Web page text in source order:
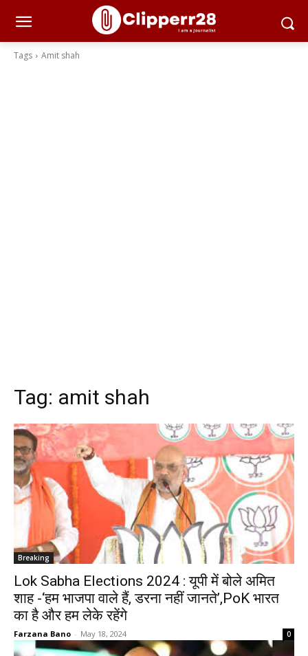
Tags Amit shah
Tag: amit shah
Breaking
Lok Sabha Elections 2024 : यूपी में बोले अमित
शाह -‘हम भाजपा वाले हैं, डरना नहीं जानते’,PoK भारत
का है और हम लेके रहेंगे
Farzana Bano - May 18, 2024 0